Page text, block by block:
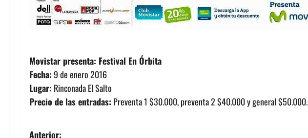
Movistar presenta: Festival En Órbita
Fecha:9 de enero 2016
Lugar: Rinconada El Salto
Precio de las entradas: Preventa 1 $30.000, preventa 2 $40.000 y general $50.000.
Anterior: